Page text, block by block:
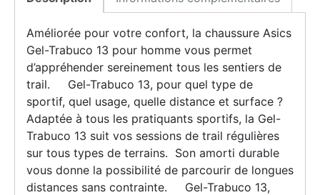
Améliorée pour votre confort, la chaussure Asics
Gel-Trabuco 13 pour homme vous permet
d’appréhender sereinement tous les sentiers de
trail. Gel-Trabuco 13, pour quel type de
sportif, quel usage, quelle distance et surface ?
Adaptée à tous les pratiquants sportifs, la Gel-
Trabuco 13 suit vos sessions de trail régulières
sur tous types de terrains. Son amorti durable
vous donne la possibilité de parcourir de longues
distances sans contrainte. Gel-Trabuco 13,